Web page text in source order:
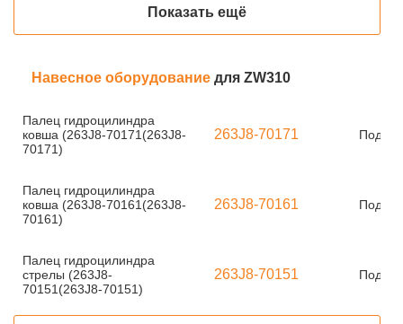
Показать ещё
Навесное оборудование для ZW310
Палец гидроцилиндра
ковша (263J8-70171(263J8-
70171)
263J8-70171 Под
Палец гидроцилиндра
ковша (263J8-70161(263J8-
70161)
263J8-70161 Под
Палец гидроцилиндра
стрелы (263J8-
70151(263J8-70151)
263J8-70151 Под